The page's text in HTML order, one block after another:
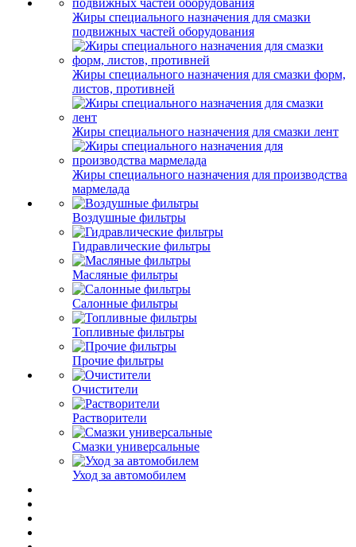
Жиры специального назначения для смазки
подвижных частей оборудования
Жиры специального назначения для смазки форм,
листов, противней
Жиры специального назначения для смазки лент
Жиры специального назначения для производства
мармелада
Воздушные фильтры
Гидравлические фильтры
Масляные фильтры
Салонные фильтры
Топливные фильтры
Прочие фильтры
Очистители
Растворители
Смазки универсальные
Уход за автомобилем